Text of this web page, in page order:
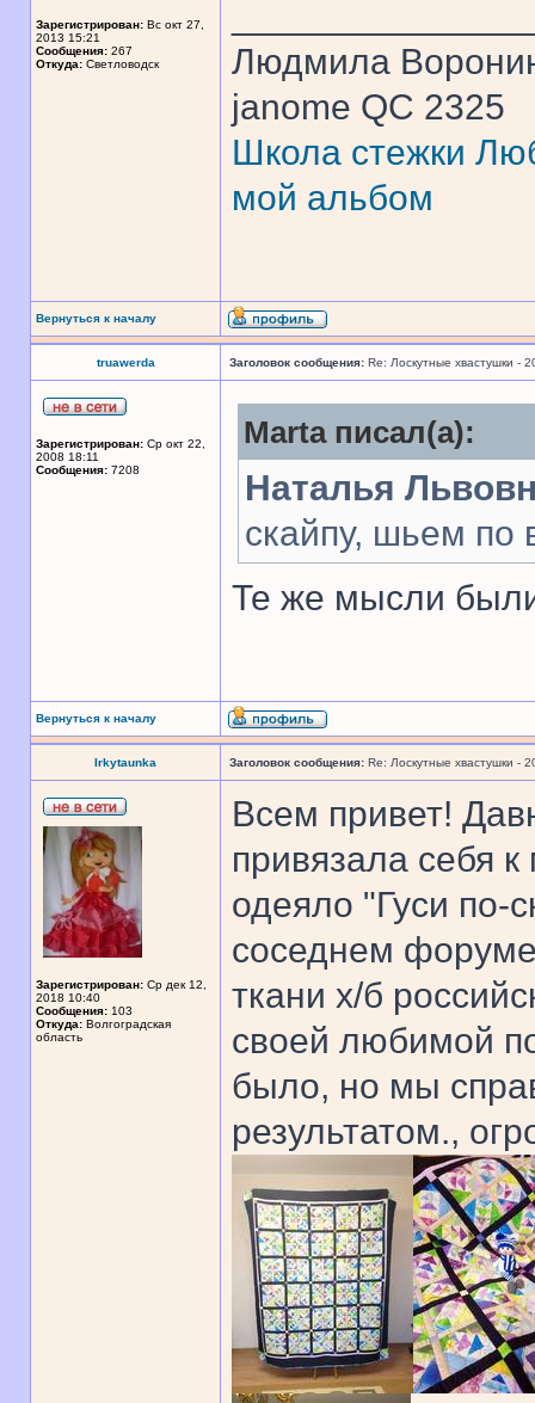
Зарегистрирован: Вс окт 27,
2013 15:21
Сообщения: 267
Откуда: Светловодск
Людмила
janome QC 2325
Школа стежки
мой альбом
Вернуться к началу
truawerda Заголовок сообщения: Re: Лоскутные хвастушки -
Зарегистрирован: Ср окт 22,
2008 18:11
Сообщения: 7208
Marta писал(а):
Наталья
скайпу, шьем по
Те же мысли
Вернуться к началу
Irkytaunka Заголовок сообщения: Re: Лоскутные хвастушки -
Зарегистрирован: Ср дек 12,
2018 10:40
Сообщения: 103
Откуда: Волгоградская
область
Всем привет!
привязала себя
одеяло "Гуси по-
соседнем
ткани х/б
своей любимой
было, но мы
результатом.,